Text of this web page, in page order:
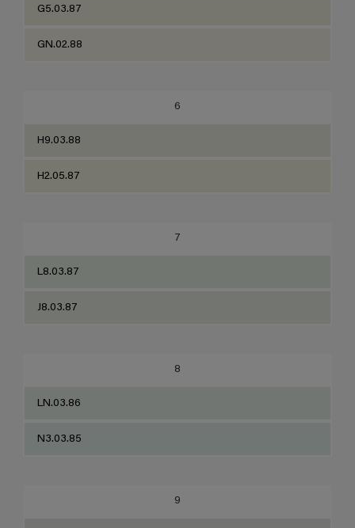
G5.03.87
GN.02.88
6
H9.03.88
H2.05.87
7
L8.03.87
J8.03.87
8
LN.03.86
N3.03.85
9